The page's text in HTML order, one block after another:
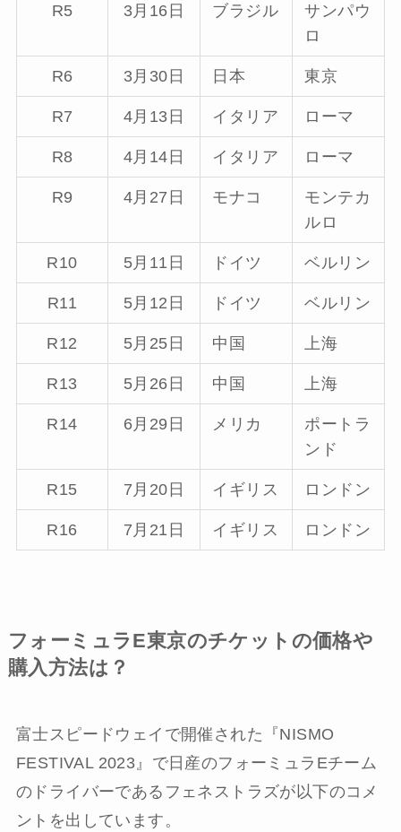
R5 3月16日 ブラジル
サンパウ
ロ
R6 3月30日 日本 東京
R7 4月13日 イタリア ローマ
R8 4月14日 イタリア ローマ
R9 4月27日 モナコ
モンテカ
ルロ
R10 5月11日 ドイツ ベルリン
R11 5月12日 ドイツ ベルリン
R12 5月25日 中国 上海
R13 5月26日 中国 上海
R14 6月29日 メリカ
ポートラ
ンド
R15 7月20日 イギリス ロンドン
R16 7月21日 イギリス ロンドン
フォーミュラE東京のチケットの価格や
購入方法は？
富士スピードウェイで開催された『NISMO
FESTIVAL 2023』で日産のフォーミュラEチーム
のドライバーであるフェネストラズが以下のコメ
ントを出しています。